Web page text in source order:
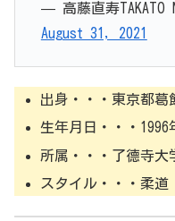
— 高藤直寿TAKATO
August 31, 2021
出身・・・東京都葛
生年月日・・・1996
所属・・・了德寺大
スタイル・・・柔道